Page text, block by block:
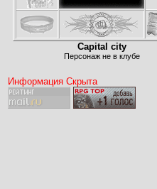
Capital city
Персонаж не в клубе
Информация Скрыта